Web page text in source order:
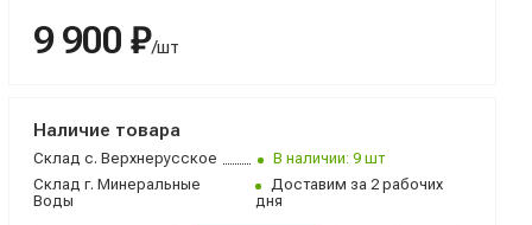
9 900 ₽/шт
Наличие товара
Склад с. Верхнерусское
В наличии: 9 шт
Склад г. Минеральные
Воды
Доставим за 2 рабочих
дня